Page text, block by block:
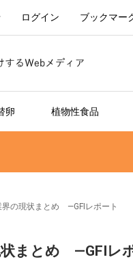
ログイン ブックマー
卵 植物性食品
界の現状まとめ —GFIレポート
状まとめ —GFIレ